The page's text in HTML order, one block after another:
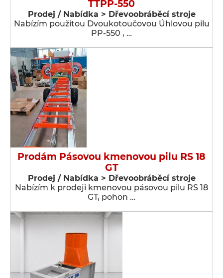
TTPP-550
Prodej / Nabídka > Dřevoobráběcí stroje
Nabízím použitou Dvoukotoučovou Úhlovou pilu
PP-550 , …
Prodám Pásovou kmenovou pilu RS 18
GT
Prodej / Nabídka > Dřevoobráběcí stroje
Nabízím k prodeji kmenovou pásovou pilu RS 18
GT, pohon …